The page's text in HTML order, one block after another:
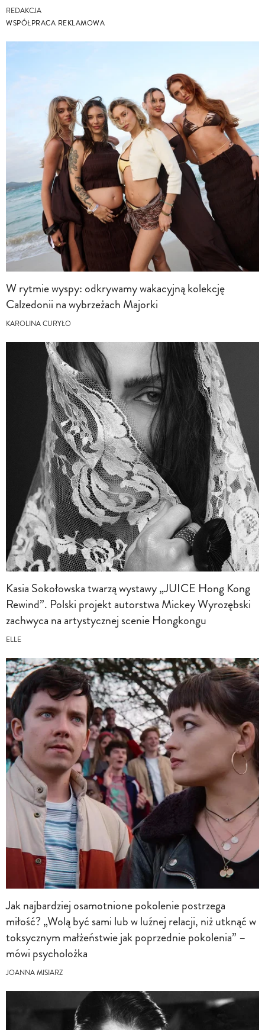
REDAKCJA
WSPÓŁPRACA REKLAMOWA
W rytmie wyspy: odkrywamy wakacyjną kolekcję
Calzedonii na wybrzeżach Majorki
KAROLINA CURYŁO
Kasia Sokołowska twarzą wystawy „JUICE Hong Kong
Rewind”. Polski projekt autorstwa Mickey Wyrozębski
zachwyca na artystycznej scenie Hongkongu
ELLE
Jak najbardziej osamotnione pokolenie postrzega
miłość? „Wolą być sami lub w luźnej relacji, niż utknąć w
toksycznym małżeństwie jak poprzednie pokolenia” –
mówi psycholożka
JOANNA MISIARZ